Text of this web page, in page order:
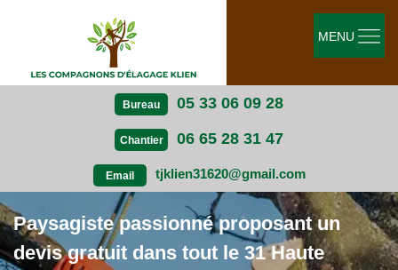
Bureau 05 33 06 09 28
Chantier 06 65 28 31 47
Email tjklien31620@gmail.com
MENU
Paysagiste passionné proposant un
devis gratuit dans tout le 31 Haute